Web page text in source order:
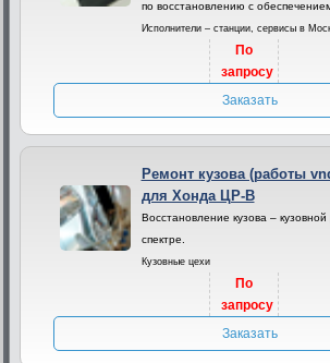
по восстановлению с
Исполнители – станции, сервисы в
По
запросу
Заказать
Ремонт кузова (работы
для Хонда ЦР-В
Восстановление кузова –
спектре.
Кузовные цехи
По
запросу
Заказать